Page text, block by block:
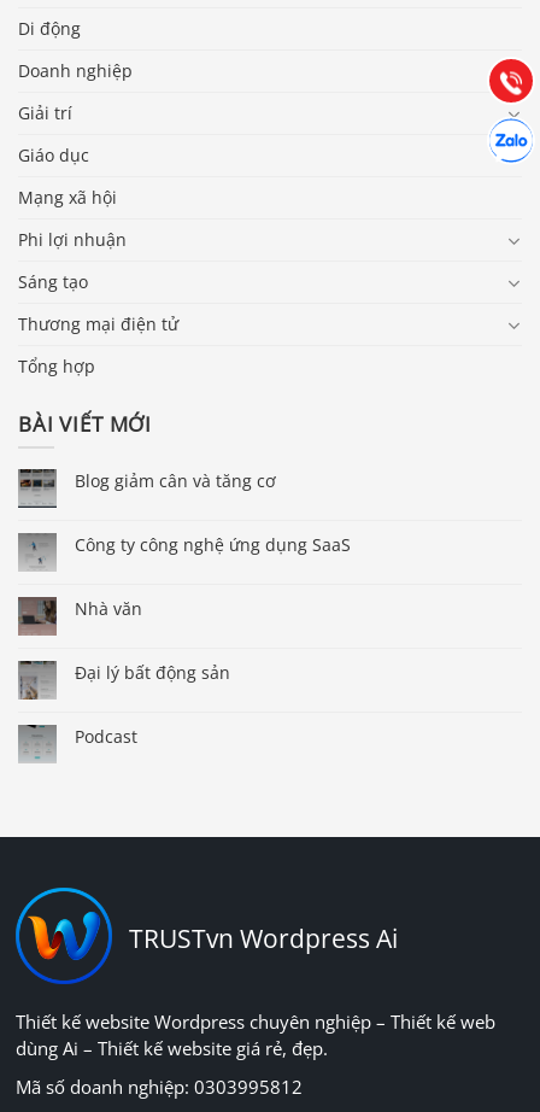
Di động
Doanh nghiệp
Giải trí
Giáo dục
Mạng xã hội
Phi lợi nhuận
Sáng tạo
Thương mại điện tử
Tổng hợp
BÀI VIẾT MỚI
Blog giảm cân và tăng cơ
Công ty công nghệ ứng dụng SaaS
Nhà văn
Đại lý bất động sản
Podcast
TRUSTvn Wordpress Ai
Thiết kế website Wordpress chuyên nghiệp – Thiết kế web
dùng Ai – Thiết kế website giá rẻ, đẹp.
Mã số doanh nghiệp: 0303995812
Gọi
(028) 22.166.144
Chát